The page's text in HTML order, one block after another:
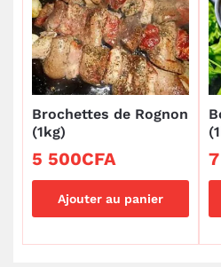
Brochettes de Rognon
(1kg)
5 500CFA
Ajouter au panier